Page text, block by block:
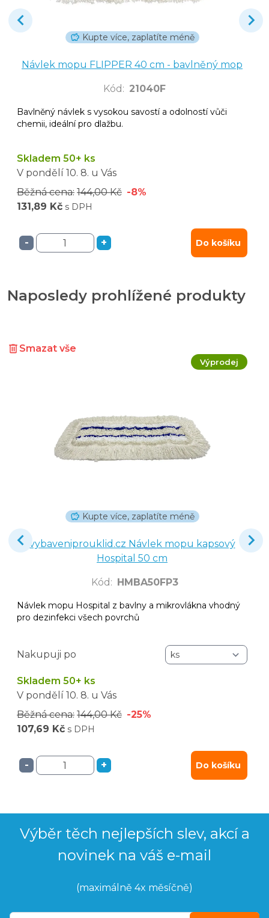
Kupte více, zaplatíte méně
Návlek mopu FLIPPER 40 cm - bavlněný mop
Kód : 21040F
Bavlněný návlek s vysokou savostí a odolností vůči
chemii, ideální pro dlažbu.
Skladem 50+ ks
V pondělí 10. 8. u Vás
Běžná cena: 144,00 Kč -8%
131,89 Kč s DPH
- + Do košíku
Naposledy prohlížené produkty
Smazat vše
Výprodej
Kupte více, zaplatíte méně
vybaveniprouklid.cz Návlek mopu kapsový
Hospital 50 cm
Kód : HMBA50FP3
Návlek mopu Hospital z bavlny a mikrovlákna vhodný
pro dezinfekci všech povrchů
Nakupuji po
Skladem 50+ ks
V pondělí 10. 8. u Vás
Běžná cena: 144,00 Kč -25%
107,69 Kč s DPH
- + Do košíku
Výběr těch nejlepších slev, akcí a
novinek na váš e-mail
(maximálně 4x měsíčně)